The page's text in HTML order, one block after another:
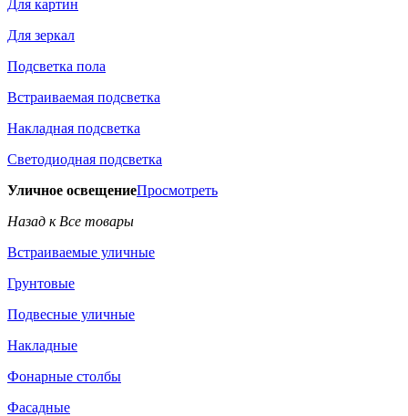
Для картин
Для зеркал
Подсветка пола
Встраиваемая подсветка
Накладная подсветка
Светодиодная подсветка
Уличное освещениеПросмотреть
Назад к Все товары
Встраиваемые уличные
Грунтовые
Подвесные уличные
Накладные
Фонарные столбы
Фасадные